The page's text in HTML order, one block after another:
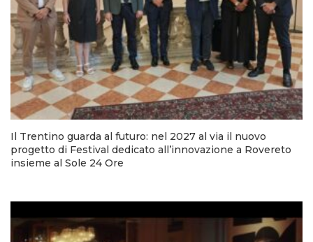
Il Trentino guarda al futuro: nel 2027 al via il nuovo
progetto di Festival dedicato all’innovazione a Rovereto
insieme al Sole 24 Ore